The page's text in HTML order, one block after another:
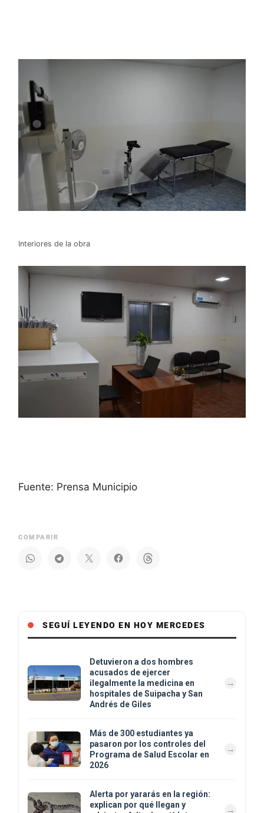
Interiores de la obra
Fuente: Prensa Municipio
COMPARIR
SEGUÍ LEYENDO EN HOY MERCEDES
Detuvieron a dos hombres
acusados de ejercer
ilegalmente la medicina en
hospitales de Suipacha y San
Andrés de Giles
Más de 300 estudiantes ya
pasaron por los controles del
Programa de Salud Escolar en
2026
Alerta por yararás en la región:
explican por qué llegan y